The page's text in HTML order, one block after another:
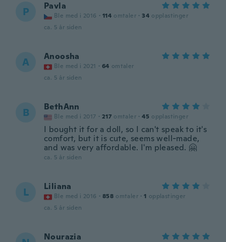
P Pavla
Ble med i 2016 · 114 omtaler · 34 opplastinger
ca. 5 år siden
A Anoosha
Ble med i 2021 · 64 omtaler
ca. 5 år siden
B BethAnn
Ble med i 2017 · 217 omtaler · 45 opplastinger
I bought it for a doll, so I can't speak to it's
comfort, but it is cute, seems well-made,
and was very affordable. I'm pleased. 🤗
ca. 5 år siden
L Liliana
Ble med i 2016 · 858 omtaler · 1 opplastinger
ca. 5 år siden
Nourazia